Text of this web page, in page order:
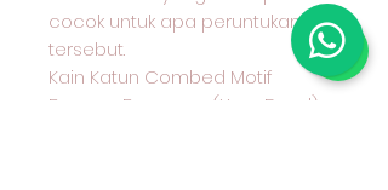
cocok untuk apa peruntukan kain
tersebut.
Kain Katun Combed Motif
Benang Berwarna (Yarn Dyed)